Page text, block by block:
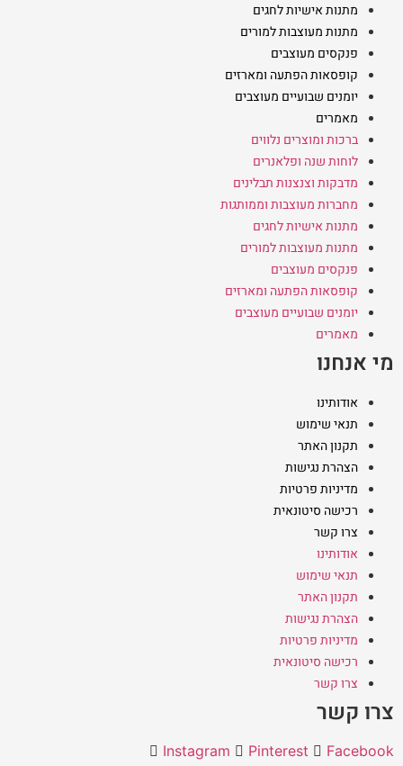
מתנות אישיות לחגים
מתנות מעוצבות למורים
פנקסים מעוצבים
קופסאות הפתעה ומארזים
יומנים שבועיים מעוצבים
מאמרים
ברכות ומוצרים נלווים
לוחות שנה ופלאנרים
מדבקות וצנצנות תבלינים
מחברות מעוצבות וממותגות
מתנות אישיות לחגים
מתנות מעוצבות למורים
פנקסים מעוצבים
קופסאות הפתעה ומארזים
יומנים שבועיים מעוצבים
מאמרים
מי אנחנו
אודותינו
תנאי שימוש
תקנון האתר
הצהרת נגישות
מדיניות פרטיות
רכישה סיטונאית
צרו קשר
אודותינו
תנאי שימוש
תקנון האתר
הצהרת נגישות
מדיניות פרטיות
רכישה סיטונאית
צרו קשר
צרו קשר
Instagram Pinterest Facebook